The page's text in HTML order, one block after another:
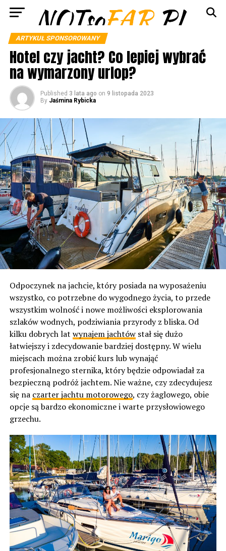
ARTYKUŁ SPONSOROWANY
Hotel czy jacht? Co lepiej wybrać
na wymarzony urlop?
Published 3 lata ago on 9 listopada 2023
By Jaśmina Rybicka
Odpoczynek na jachcie, który posiada na wyposażeniu
wszystko, co potrzebne do wygodnego życia, to przede
wszystkim wolność i nowe możliwości eksplorowania
szlaków wodnych, podziwiania przyrody z bliska. Od
kilku dobrych lat wynajem jachtówstał się dużo
łatwiejszy i zdecydowanie bardziej dostępny. W wielu
miejscach można zrobić kurs lub wynająć
profesjonalnego sternika, który będzie odpowiadał za
bezpieczną podróż jachtem. Nie ważne, czy zdecydujesz
się na czarter jachtu motorowego, czy żaglowego, obie
opcje są bardzo ekonomiczne i warte przysłowiowego
grzechu.